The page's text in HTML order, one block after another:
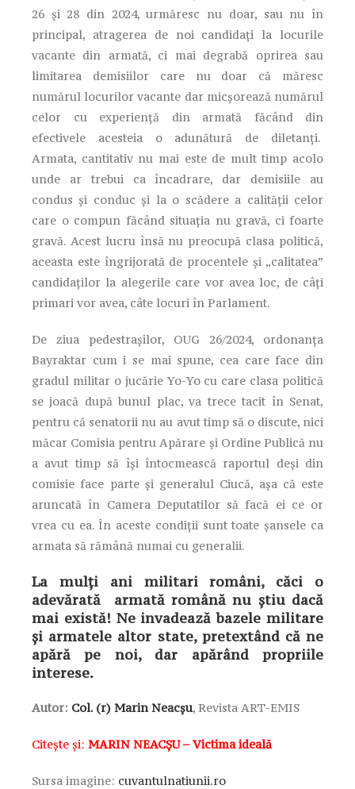
26 și 28 din 2024, urmăresc nu doar, sau nu în
principal, atragerea de noi candidați la locurile
vacante din armată, ci mai degrabă oprirea sau
limitarea demisiilor care nu doar că măresc
numărul locurilor vacante dar micșorează numărul
celor cu experiență din armată făcând din
efectivele acesteia o adunătură de diletanți.
Armata, cantitativ nu mai este de mult timp acolo
unde ar trebui ca încadrare, dar demisiile au
condus și conduc și la o scădere a calității celor
care o compun făcând situația nu gravă, ci foarte
gravă. Acest lucru însă nu preocupă clasa politică,
aceasta este îngrijorată de procentele și „calitatea”
candidaților la alegerile care vor avea loc, de câți
primari vor avea, câte locuri în Parlament.
De ziua pedestrașilor, OUG 26/2024, ordonanța
Bayraktar cum i se mai spune, cea care face din
gradul militar o jucărie Yo-Yo cu care clasa politică
se joacă după bunul plac, va trece tacit în Senat,
pentru că senatorii nu au avut timp să o discute, nici
măcar Comisia pentru Apărare și Ordine Publică nu
a avut timp să își întocmească raportul deși din
comisie face parte și generalul Ciucă, așa că este
aruncată în Camera Deputatilor să facă ei ce or
vrea cu ea. În aceste condiții sunt toate șansele ca
armata să rămână numai cu generalii.
La mulți ani militari români, căci o
adevărată armată română nu știu dacă
mai există! Ne invadează bazele militare
și armatele altor state, pretextând că ne
apără pe noi, dar apărând propriile
interese.
Autor: Col. (r) Marin Neacșu, Revista ART-EMIS
Citește și: MARIN NEACȘU – Victima ideală
Sursa imagine: cuvantulnatiunii.ro